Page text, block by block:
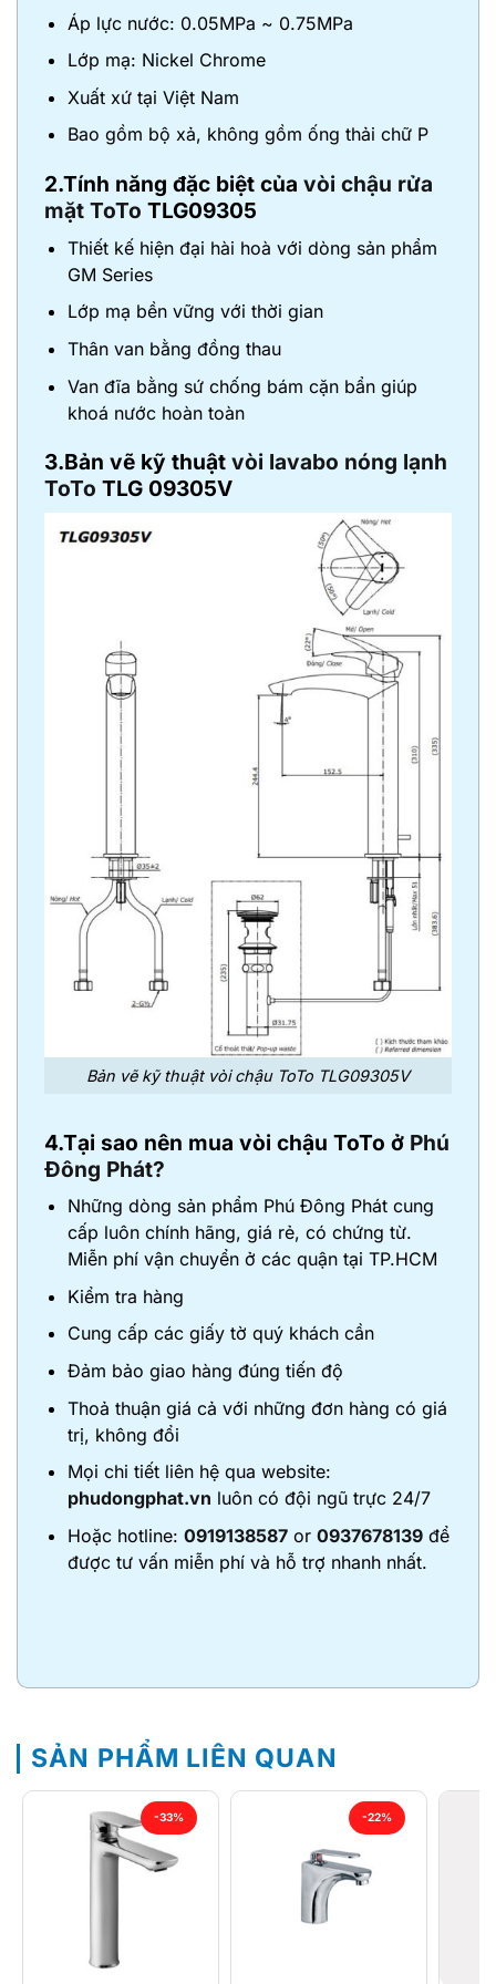
Áp lực nước: 0.05MPa ~ 0.75MPa
Lớp mạ: Nickel Chrome
Xuất xứ tại Việt Nam
Bao gồm bộ xả, không gồm ống thải chữ P
2.Tính năng đặc biệt của vòi chậu rửa
mặt ToTo TLG09305
Thiết kế hiện đại hài hoà với dòng sản phẩm
GM Series
Lớp mạ bền vững với thời gian
Thân van bằng đồng thau
Van đĩa bằng sứ chống bám cặn bẩn giúp
khoá nước hoàn toàn
3.Bản vẽ kỹ thuật vòi lavabo nóng lạnh
ToTo TLG 09305V
Bản vẽ kỹ thuật vòi chậu ToTo TLG09305V
4.Tại sao nên mua vòi chậu ToTo ở Phú
Đông Phát?
Những dòng sản phẩm Phú Đông Phát cung
cấp luôn chính hãng, giá rẻ, có chứng từ.
Miễn phí vận chuyển ở các quận tại TP.HCM
Kiểm tra hàng
Cung cấp các giấy tờ quý khách cần
Đảm bảo giao hàng đúng tiến độ
Thoả thuận giá cả với những đơn hàng có giá
trị, không đổi
Mọi chi tiết liên hệ qua website:
phudongphat.vn luôn có đội ngũ trực 24/7
Hoặc hotline: 0919138587 or 0937678139 để
được tư vấn miễn phí và hỗ trợ nhanh nhất.
SẢN PHẨM LIÊN QUAN
-33% -22%